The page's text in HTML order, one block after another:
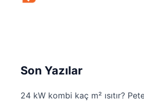
Son Yazılar
24 kW kombi kaç m² ısıtır?